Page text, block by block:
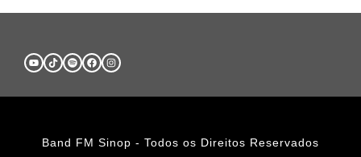
Band FM Sinop - Todos os Direitos Reservados